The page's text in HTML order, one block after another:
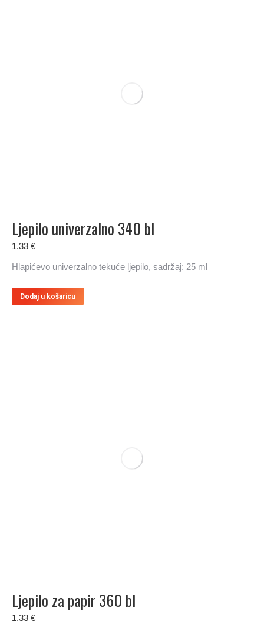
Ljepilo univerzalno 340 bl
1.33 €
Hlapićevo univerzalno tekuće ljepilo, sadržaj: 25 ml
Dodaj u košaricu
Ljepilo za papir 360 bl
1.33 €